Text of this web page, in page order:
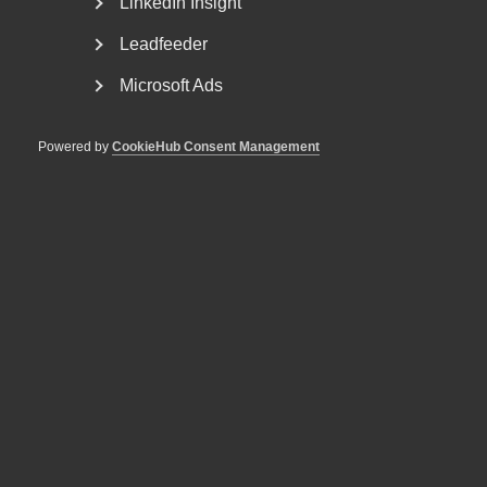
Leadfeeder
Microsoft Ads
Powered by CookieHub Consent Management